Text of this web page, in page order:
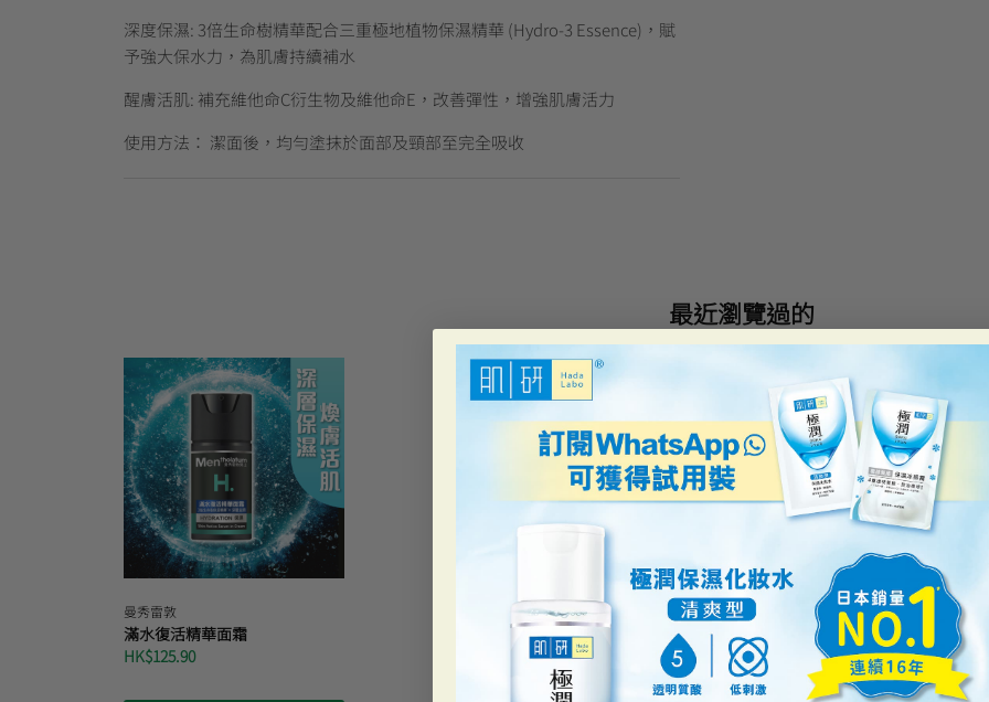
深度保濕: 3倍生命樹精華配合三重極地植物保濕精華 (Hydro-3 Essence)，賦
予強大保水力，為肌膚持續補水
醒膚活肌: 補充維他命C衍生物及維他命E，改善彈性，增強肌膚活力
使用方法： 潔面後，均勻塗抹於面部及頸部至完全吸收
最近瀏覽過的
曼秀雷敦
滿水復活精華面霜
HK$125.90